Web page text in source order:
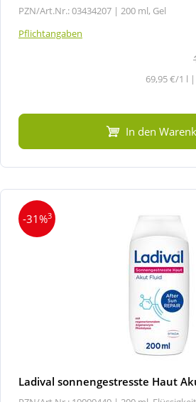
PZN/Art.Nr.: 03434207 | 200 ml, Gel
Pflichtangaben
69,95 €/1 l
In den
-31%3
Ladival sonnengestresste Haut